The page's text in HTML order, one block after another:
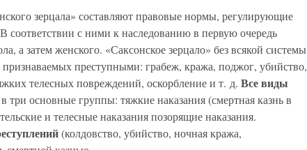
зерцала» составляют правовые нормы, регулирующие
В соответствии с ними к наследованию в первую очередь
а затем женского. «Саксонское зерцало» без всякой системы
признаваемых преступными: грабеж, кража, поджог, убийство,
телесных повреждений, оскорбление и т. д. Все виды
три основные группы: тяжкие наказания (смертная казнь в
и телесные наказания позорящие наказания.
(колдовство, убийство, ночная кража,